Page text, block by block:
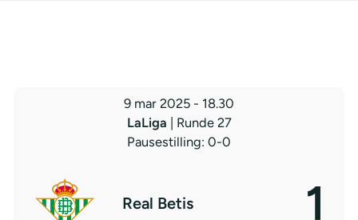
9 mar 2025 - 18.30
LaLiga
| Runde 27
Pausestilling: 0-0
Real Betis 1